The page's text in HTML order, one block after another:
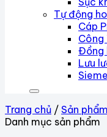
Tự động
Cáp
Công
Đồng
Lưu
Trang chủ / Sản phẩm
Danh mục sản phẩm